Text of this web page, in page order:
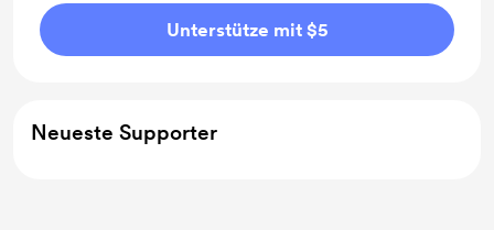
Unterstütze mit $5
Neueste Supporter